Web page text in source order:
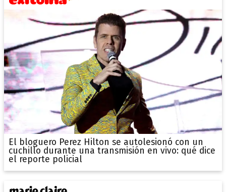
El bloguero Perez Hilton se autolesionó con un
cuchillo durante una transmisión en vivo: qué dice
el reporte policial